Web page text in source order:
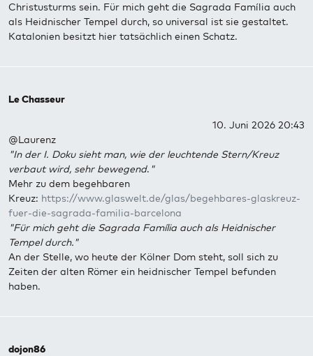
Christusturms sein. Für mich geht die Sagrada Família auch
als Heidnischer Tempel durch, so universal ist sie gestaltet.
Katalonien besitzt hier tatsächlich einen Schatz.
Le Chasseur
10. Juni 2026 20:43
@Laurenz
"In der I. Doku sieht man, wie der leuchtende Stern/Kreuz
verbaut wird, sehr bewegend. "
Mehr zu dem begehbaren
Kreuz: https://www.glaswelt.de/glas/begehbares-glaskreuz-
fuer-die-sagrada-familia-barcelona
"Für mich geht die Sagrada Família auch als Heidnischer
Tempel durch."
An der Stelle, wo heute der Kölner Dom steht, soll sich zu
Zeiten der alten Römer ein heidnischer Tempel befunden
haben.
dojon86